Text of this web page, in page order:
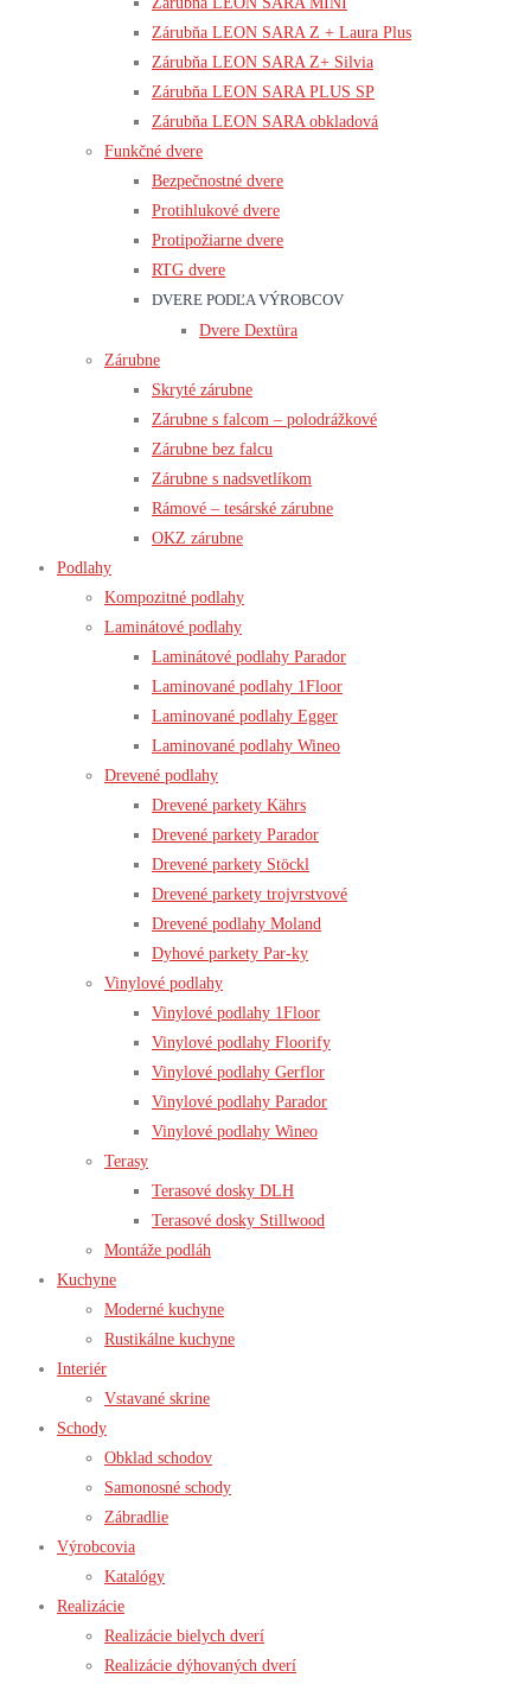
Zárubňa LEON SARA Z + Laura Plus
Zárubňa LEON SARA Z+ Silvia
Zárubňa LEON SARA PLUS SP
Zárubňa LEON SARA obkladová
Funkčné dvere
Bezpečnostné dvere
Protihlukové dvere
Protipožiarne dvere
RTG dvere
DVERE PODĽA VÝROBCOV
Dvere Dextüra
Zárubne
Skryté zárubne
Zárubne s falcom – polodrážkové
Zárubne bez falcu
Zárubne s nadsvetlíkom
Rámové – tesárské zárubne
OKZ zárubne
Podlahy
Kompozitné podlahy
Laminátové podlahy
Laminátové podlahy Parador
Laminované podlahy 1Floor
Laminované podlahy Egger
Laminované podlahy Wineo
Drevené podlahy
Drevené parkety Kährs
Drevené parkety Parador
Drevené parkety Stöckl
Drevené parkety trojvrstvové
Drevené podlahy Moland
Dyhové parkety Par-ky
Vinylové podlahy
Vinylové podlahy 1Floor
Vinylové podlahy Floorify
Vinylové podlahy Gerflor
Vinylové podlahy Parador
Vinylové podlahy Wineo
Terasy
Terasové dosky DLH
Terasové dosky Stillwood
Montáže podláh
Kuchyne
Moderné kuchyne
Rustikálne kuchyne
Interiér
Vstavané skrine
Schody
Obklad schodov
Samonosné schody
Zábradlie
Výrobcovia
Katalógy
Realizácie
Realizácie bielych dverí
Realizácie dýhovaných dverí